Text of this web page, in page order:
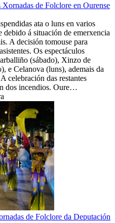
Xornadas de Folclore en Ourense
ata o luns en varios
á situación de emerxencia
A decisión tomouse para
Os espectáculos
(sábado), Xinzo de
e Celanova (luns), ademais da
celebración das restantes
dos incendios. Oure…
de Folclore da Deputación